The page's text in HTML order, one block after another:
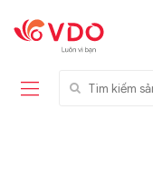
Tìm kiếm sản